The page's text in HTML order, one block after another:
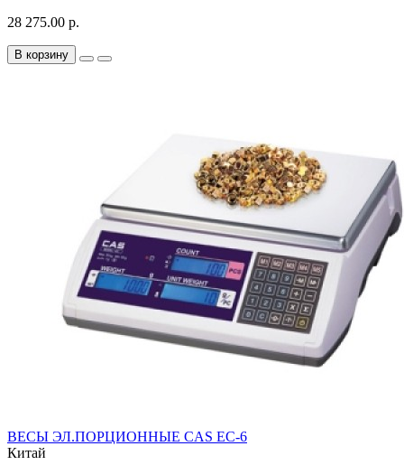
28 275.00 р.
В корзину
ВЕСЫ ЭЛ.ПОРЦИОННЫЕ CAS EC-6
Китай